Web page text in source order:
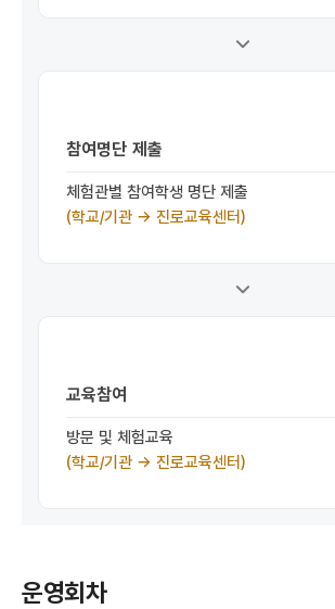
참여명단 제출
체험관별 참여학생 명단 제출
(학교/기관 → 진로교육센터)
교육참여
방문 및 체험교육
(학교/기관 → 진로교육센터)
운영회차